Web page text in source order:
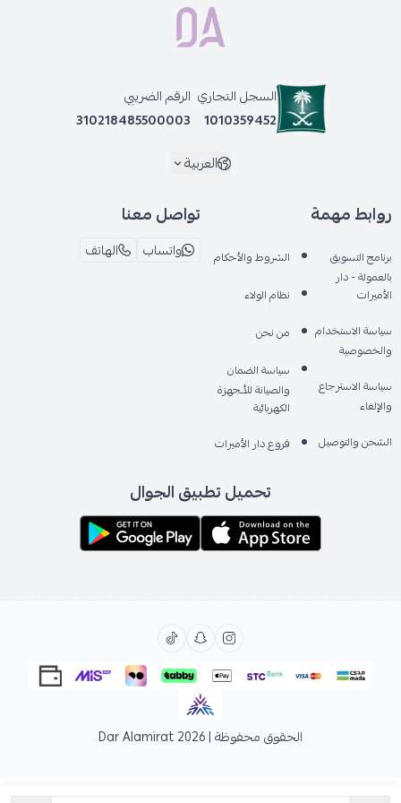
جهاز بخار الوجه بالاوزون بتصميم حصري 2 في 1 , سلفر
السجل التجاري
1010359452
الرقم الضريبي
310218485500003
العربية
روابط مهمة
برنامج التسويق
بالعمولة - دار
الأميرات
سياسة الاستخدام
والخصوصية
سياسة الاسترجاع
والإلغاء
الشحن والتوصيل
الشروط والأحكام
نظام الولاء
من نحن
سياسة الضمان
والصيانة للأـجهزة
الكهربائية
فروع دار الأميرات
تواصل معنا
واتساب الهاتف
تحميل تطبيق الجوال
الحقوق محفوظة | 2026 Dar Alamirat